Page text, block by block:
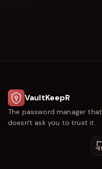
VaultKeepR
The password manager that
doesn't ask you to trust it.